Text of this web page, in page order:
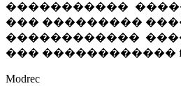
�����������
��� ���������
������������
��� ������������
Modrec